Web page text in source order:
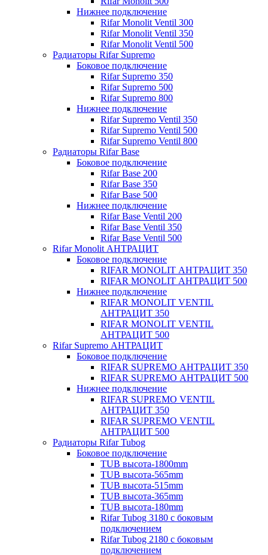
Нижнее подключение
Rifar Monolit Ventil 300
Rifar Monolit Ventil 350
Rifar Monolit Ventil 500
Радиаторы Rifar Supremo
Боковое подключение
Rifar Supremo 350
Rifar Supremo 500
Rifar Supremo 800
Нижнее подключение
Rifar Supremo Ventil 350
Rifar Supremo Ventil 500
Rifar Supremo Ventil 800
Радиаторы Rifar Base
Боковое подключение
Rifar Base 200
Rifar Base 350
Rifar Base 500
Нижнее подключение
Rifar Base Ventil 200
Rifar Base Ventil 350
Rifar Base Ventil 500
Rifar Monolit АНТРАЦИТ
Боковое подключение
RIFAR MONOLIT АНТРАЦИТ 350
RIFAR MONOLIT АНТРАЦИТ 500
Нижнее подключение
RIFAR MONOLIT VENTIL
АНТРАЦИТ 350
RIFAR MONOLIT VENTIL
АНТРАЦИТ 500
Rifar Supremo АНТРАЦИТ
Боковое подключение
RIFAR SUPREMO АНТРАЦИТ 350
RIFAR SUPREMO АНТРАЦИТ 500
Нижнее подключение
RIFAR SUPREMO VENTIL
АНТРАЦИТ 350
RIFAR SUPREMO VENTIL
АНТРАЦИТ 500
Радиаторы Rifar Tubog
Боковое подключение
TUB высота-1800mm
TUB высота-565mm
TUB высота-515mm
TUB высота-365mm
TUB высота-180mm
Rifar Tubog 3180 с боковым
подключением
Rifar Tubog 2180 с боковым
подключением